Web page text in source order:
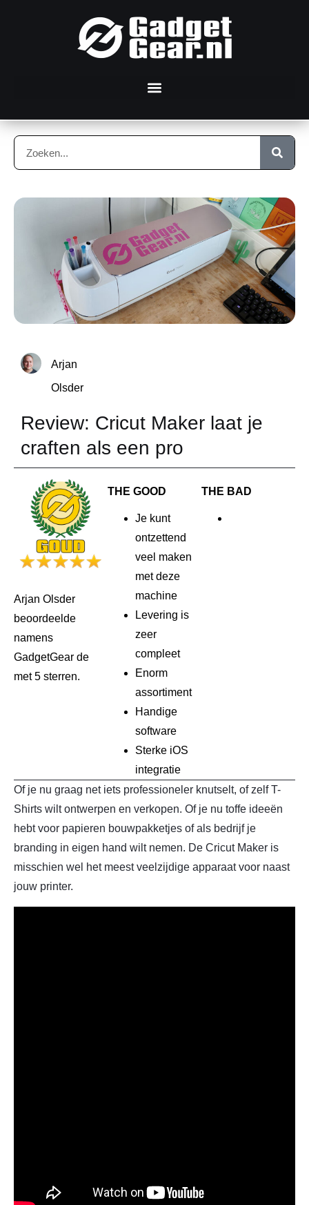
Arjan
Olsder
Review: Cricut Maker laat je
craften als een pro
Arjan Olsder
beoordeelde
namens
GadgetGear de
met 5 sterren.
THE GOOD
Je kunt
ontzettend
veel maken
met deze
machine
Levering is
zeer
compleet
Enorm
assortiment
Handige
software
Sterke iOS
integratie
THE BAD
Of je nu graag net iets professioneler knutselt, of zelf T-
Shirts wilt ontwerpen en verkopen. Of je nu toffe ideeën
hebt voor papieren bouwpakketjes of als bedrijf je
branding in eigen hand wilt nemen. De Cricut Maker is
misschien wel het meest veelzijdige apparaat voor naast
jouw printer.